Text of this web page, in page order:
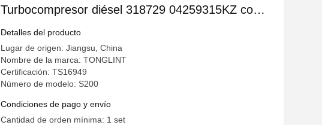
Turbocompresor diésel 318729 04259315KZ con
motor BF6M1013FC
Detalles del producto
Lugar de origen: Jiangsu, China
Nombre de la marca: TONGLINT
Certificación: TS16949
Número de modelo: S200
Condiciones de pago y envío
Cantidad de orden mínima: 1 set